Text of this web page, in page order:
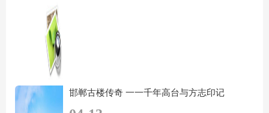
邯郸古楼传奇 一一千年高台与方志印记